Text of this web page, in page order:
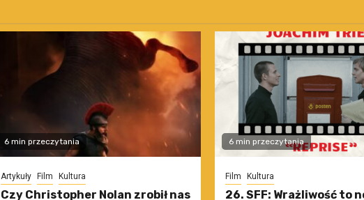
6 min przeczytania
Artykuły Film Kultura
Czy Christopher Nolan zrobił nas
6 min przeczytania
Film Kultura
26. SFF: Wrażliwość to